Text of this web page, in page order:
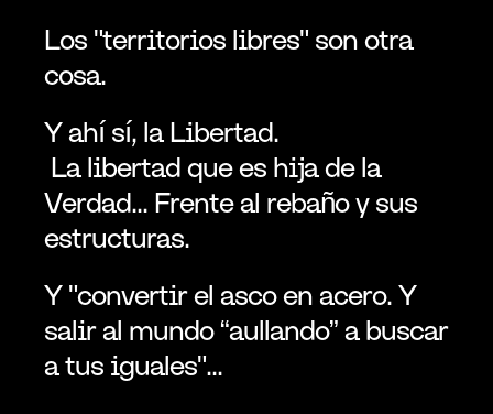
Los "territorios libres" son otra
cosa.
Y ahí sí, la Libertad.
Verdad... Frente al rebaño y sus
estructuras.
Y "convertir el asco en acero. Y
salir al mundo “aullando” a buscar
a tus iguales"...